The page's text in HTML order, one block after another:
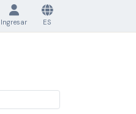
Ingresar ES